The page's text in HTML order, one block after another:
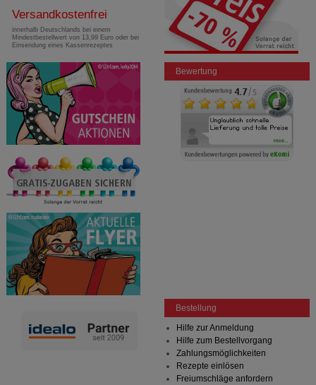
Versandkostenfrei
innerhalb Deutschlands bei einem
Mindestbestellwert von 13,99 Euro oder bei
Einsendung eines Kassenrezeptes
Bewertung
Bestellung
Hilfe zur Anmeldung
Hilfe zum Bestellvorgang
Zahlungsmöglichkeiten
Rezepte einlösen
Freiumschläge anfordern